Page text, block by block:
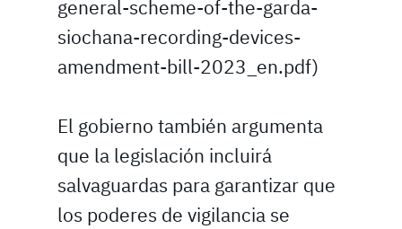
general-scheme-of-the-garda-
siochana-recording-devices-
amendment-bill-2023_en.pdf)
El gobierno también argumenta
que la legislación incluirá
salvaguardas para garantizar que
los poderes de vigilancia se